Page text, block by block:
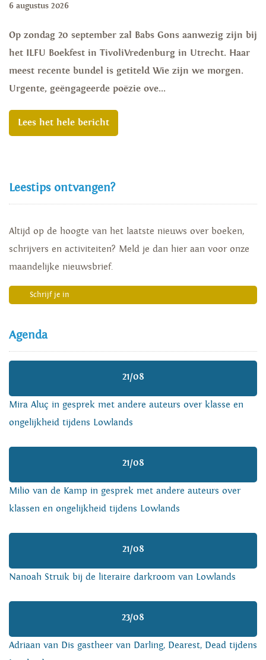
6 augustus 2026
Op zondag 20 september zal Babs Gons aanwezig zijn bij
het ILFU Boekfest in TivoliVredenburg in Utrecht. Haar
meest recente bundel is getiteld Wie zijn we morgen.
Urgente, geëngageerde poëzie ove...
Lees het hele bericht
Leestips ontvangen?
Altijd op de hoogte van het laatste nieuws over boeken,
schrijvers en activiteiten? Meld je dan hier aan voor onze
maandelijke nieuwsbrief.
Schrijf je in
Agenda
21/08
Mira Aluç in gesprek met andere auteurs over klasse en
ongelijkheid tijdens Lowlands
21/08
Milio van de Kamp in gesprek met andere auteurs over
klassen en ongelijkheid tijdens Lowlands
21/08
Nanoah Struik bij de literaire darkroom van Lowlands
23/08
Adriaan van Dis gastheer van Darling, Dearest, Dead tijdens